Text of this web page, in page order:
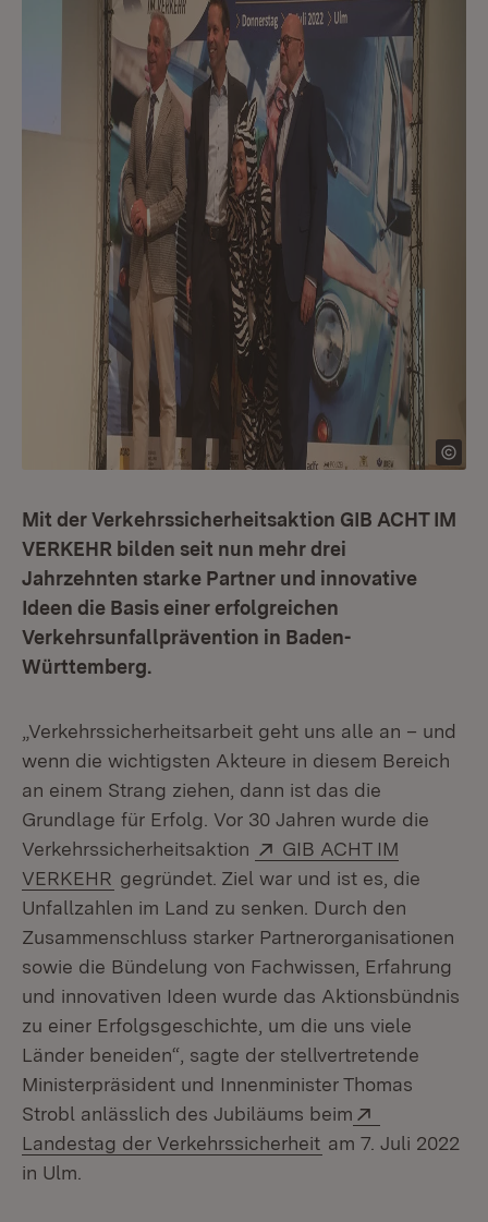
Mit der Verkehrssicherheitsaktion GIB ACHT IM
VERKEHR bilden seit nun mehr drei
Jahrzehnten starke Partner und innovative
Ideen die Basis einer erfolgreichen
Verkehrsunfallprävention in Baden-
Württemberg.
„Verkehrssicherheitsarbeit geht uns alle an – und
wenn die wichtigsten Akteure in diesem Bereich
an einem Strang ziehen, dann ist das die
Grundlage für Erfolg. Vor 30 Jahren wurde die
Verkehrssicherheitsaktion
Extern:
GIB ACHT IM
VERKEHR (Öffnet in neuem Fenster)
gegründet. Ziel war und ist es, die
Unfallzahlen im Land zu senken. Durch den
Zusammenschluss starker Partnerorganisationen
sowie die Bündelung von Fachwissen, Erfahrung
und innovativen Ideen wurde das Aktionsbündnis
zu einer Erfolgsgeschichte, um die uns viele
Länder beneiden“, sagte der stellvertretende
Ministerpräsident und Innenminister Thomas
Strobl anlässlich des Jubiläums beim
Landestag der Verkehrssicherheit (Öffnet in neuem
am 7. Juli 2022
in Ulm.